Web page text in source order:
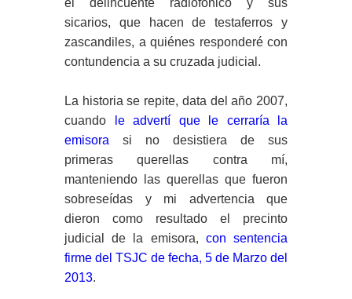
el delincuente radiofónico y sus
sicarios, que hacen de testaferros y
zascandiles, a quiénes responderé con
contundencia a su cruzada judicial.
La historia se repite, data del año 2007,
cuando
le advertí que le cerraría la
emisora si no desistiera de sus
primeras querellas contra mí,
manteniendo las querellas que fueron
sobreseídas y mi advertencia que
dieron como resultado el precinto
judicial de la emisora, con sentencia
firme del TSJC de fecha, 5 de Marzo del
2013.